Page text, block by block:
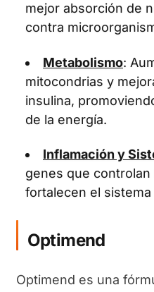
mejor absorción de
contra
Metabolismo:
mitocondrias y
insulina,
de la energía.
Inflamación y
genes que controlan
fortalecen el sistema
Optimend
Optimend es una